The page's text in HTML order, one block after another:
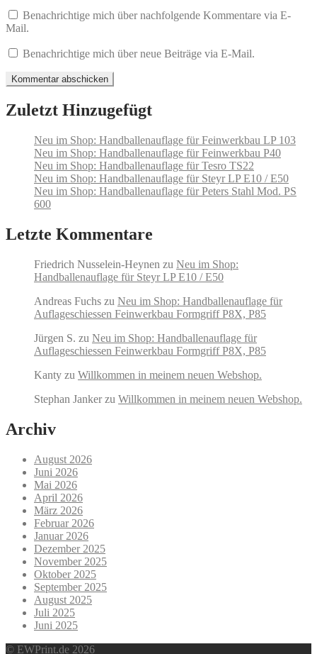
Benachrichtige mich über nachfolgende Kommentare via E-
Mail.
Benachrichtige mich über neue Beiträge via E-Mail.
Zuletzt Hinzugefügt
Neu im Shop: Handballenauflage für Feinwerkbau LP 103
Neu im Shop: Handballenauflage für Feinwerkbau P40
Neu im Shop: Handballenauflage für Tesro TS22
Neu im Shop: Handballenauflage für Steyr LP E10 / E50
Neu im Shop: Handballenauflage für Peters Stahl Mod. PS
600
Letzte Kommentare
Friedrich Nusselein-Heynen zu Neu im Shop:
Handballenauflage für Steyr LP E10 / E50
Andreas Fuchs zu Neu im Shop: Handballenauflage für
Auflageschiessen Feinwerkbau Formgriff P8X, P85
Jürgen S. zu Neu im Shop: Handballenauflage für
Auflageschiessen Feinwerkbau Formgriff P8X, P85
Kanty zu Willkommen in meinem neuen Webshop.
Stephan Jankerzu Willkommen in meinem neuen Webshop.
Archiv
August 2026
Juni 2026
Mai 2026
April 2026
März 2026
Februar 2026
Januar 2026
Dezember 2025
November 2025
Oktober 2025
September 2025
August 2025
Juli 2025
Juni 2025
© EWPrint.de 2026